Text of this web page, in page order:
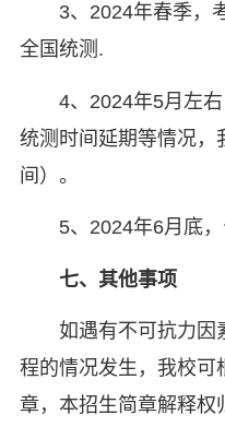
3、2024年春季，
全国统测.
4、2024年5月左
统测时间延期等情况，
间）。
5、2024年6月底
七、其他事项
如遇有不可抗力因
程的情况发生，我校可
章，本招生简章解释权